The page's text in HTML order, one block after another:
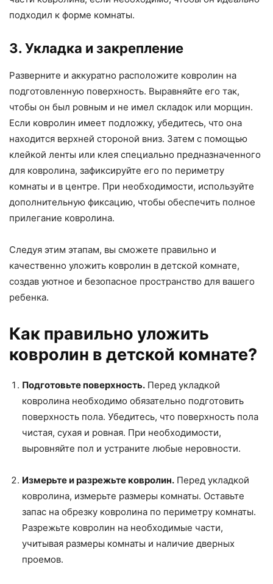
подходил к форме комнаты.
3. Укладка и закрепление
Разверните и аккуратно расположите ковролин на
подготовленную поверхность. Выравняйте его так,
чтобы он был ровным и не имел складок или морщин.
Если ковролин имеет подложку, убедитесь, что она
находится верхней стороной вниз. Затем с помощью
клейкой ленты или клея специально предназначенного
для ковролина, зафиксируйте его по периметру
комнаты и в центре. При необходимости, используйте
дополнительную фиксацию, чтобы обеспечить полное
прилегание ковролина.
Следуя этим этапам, вы сможете правильно и
качественно уложить ковролин в детской комнате,
создав уютное и безопасное пространство для вашего
ребенка.
Как правильно уложить
ковролин в детской комнате?
Подготовьте поверхность. Перед укладкой
ковролина необходимо обязательно подготовить
поверхность пола. Убедитесь, что поверхность пола
чистая, сухая и ровная. При необходимости,
выровняйте пол и устраните любые неровности.
Измерьте и разрежьте ковролин. Перед укладкой
ковролина, измерьте размеры комнаты. Оставьте
запас на обрезку ковролина по периметру комнаты.
Разрежьте ковролин на необходимые части,
учитывая размеры комнаты и наличие дверных
проемов.